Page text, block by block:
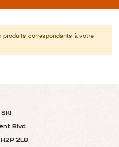
produits correspondants à votre
SKI
Blvd
2L8